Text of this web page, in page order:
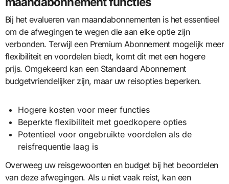
Bij het evalueren van maandabonnementen is het essentieel
om de afwegingen te wegen die aan elke optie zijn
verbonden. Terwijl een Premium Abonnement mogelijk meer
flexibiliteit en voordelen biedt, komt dit met een hogere
prijs. Omgekeerd kan een Standaard Abonnement
budgetvriendelijker zijn, maar uw reisopties beperken.
Hogere kosten voor meer functies
Beperkte flexibiliteit met goedkopere opties
Potentieel voor ongebruikte voordelen als de
reisfrequentie laag is
Overweeg uw reisgewoonten en budget bij het beoordelen
van deze afwegingen. Als u niet vaak reist, kan een